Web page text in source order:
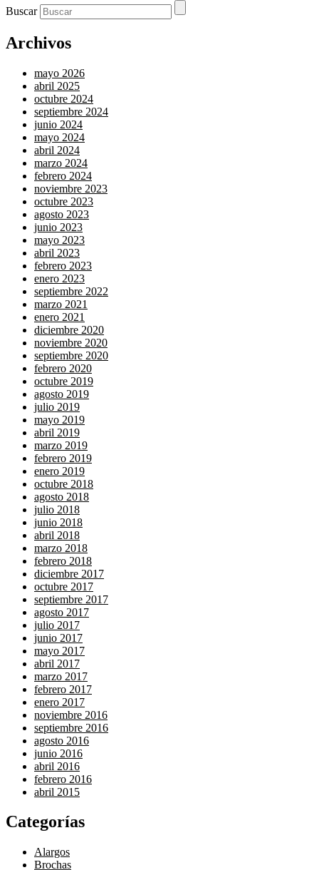
Buscar
Archivos
mayo 2026
abril 2025
octubre 2024
septiembre 2024
junio 2024
mayo 2024
abril 2024
marzo 2024
febrero 2024
noviembre 2023
octubre 2023
agosto 2023
junio 2023
mayo 2023
abril 2023
febrero 2023
enero 2023
septiembre 2022
marzo 2021
enero 2021
diciembre 2020
noviembre 2020
septiembre 2020
febrero 2020
octubre 2019
agosto 2019
julio 2019
mayo 2019
abril 2019
marzo 2019
febrero 2019
enero 2019
octubre 2018
agosto 2018
julio 2018
junio 2018
abril 2018
marzo 2018
febrero 2018
diciembre 2017
octubre 2017
septiembre 2017
agosto 2017
julio 2017
junio 2017
mayo 2017
abril 2017
marzo 2017
febrero 2017
enero 2017
noviembre 2016
septiembre 2016
agosto 2016
junio 2016
abril 2016
febrero 2016
abril 2015
Categorías
Alargos
Brochas